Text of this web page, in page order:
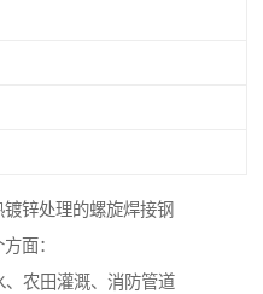
锌处理的螺旋焊接钢
面：
农田灌溉、消防管道